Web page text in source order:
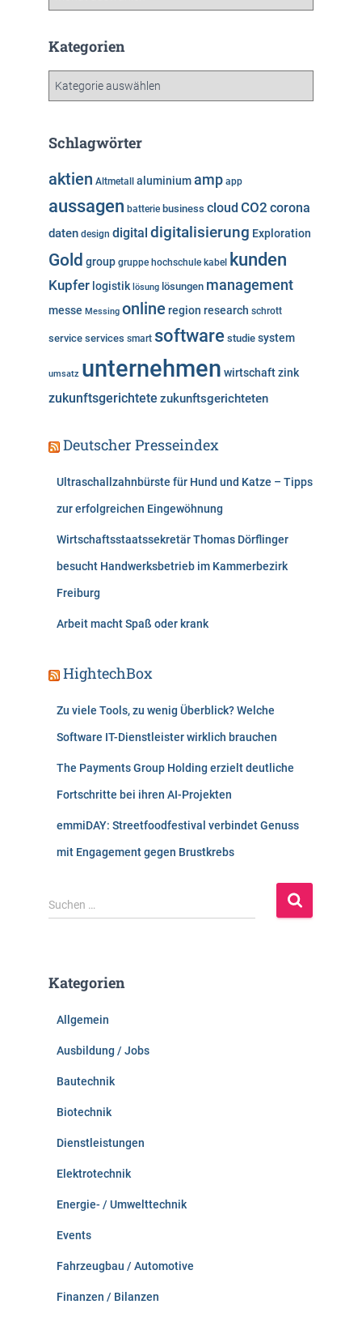
h
Kategorien
g
r
i
n
Schlagwörter
aktien Altmetall aluminiumamp app
aussagen batterie business cloud CO2 corona
daten design digital digitalisierung Exploration
Gold group gruppe hochschule kabel kunden
Kupfer logistik lösung lösungen management
messe Messing online region research schrott
service services smart software studie system
umsatz unternehmen wirtschaftzink
zukunftsgerichtete zukunftsgerichteten
Deutscher Presseindex
Ultraschallzahnbürste für Hund und Katze – Tipps
zur erfolgreichen Eingewöhnung
Wirtschaftsstaatssekretär Thomas Dörflinger
besucht Handwerksbetrieb im Kammerbezirk
Freiburg
Arbeit macht Spaß oder krank
HightechBox
Zu viele Tools, zu wenig Überblick? Welche
Software IT-Dienstleister wirklich brauchen
The Payments Group Holding erzielt deutliche
Fortschritte bei ihren AI-Projekten
emmiDAY: Streetfoodfestival verbindet Genuss
mit Engagement gegen Brustkrebs
S
u
n
Suchen …
Kategorien
Allgemein
Ausbildung / Jobs
Bautechnik
Biotechnik
Dienstleistungen
Elektrotechnik
Energie- / Umwelttechnik
Events
Fahrzeugbau / Automotive
Finanzen / Bilanzen